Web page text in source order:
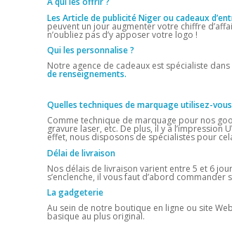
Les Article de publicité Niger ou cadeaux
peuvent un jour augmenter votre chiffre
n’oubliez pas d’y apposer votre logo !
Qui les personnalise ?
Notre agence de cadeaux est spécialiste
de renseignements.
Quelles techniques de marquage utilisez-
Comme technique de marquage pour nos
gravure laser, etc. De plus, il y a l’impression
effet, nous disposons de spécialistes pour
Délai de livraison
Nos délais de livraison varient entre 5 et 6
s’enclenche, il vous faut d’abord
La gadgeterie
Au sein de notre boutique en ligne ou site
basique au plus original.